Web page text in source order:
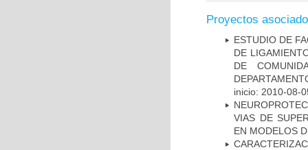
Proyectos
ESTUDIO DE
DE
DE
inicio: 2010-08-
VIAS DE
EN MODELOS